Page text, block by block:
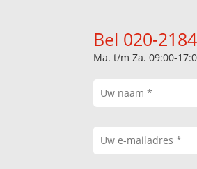
Bel 020-
Ma. t/m Za. 09:00-